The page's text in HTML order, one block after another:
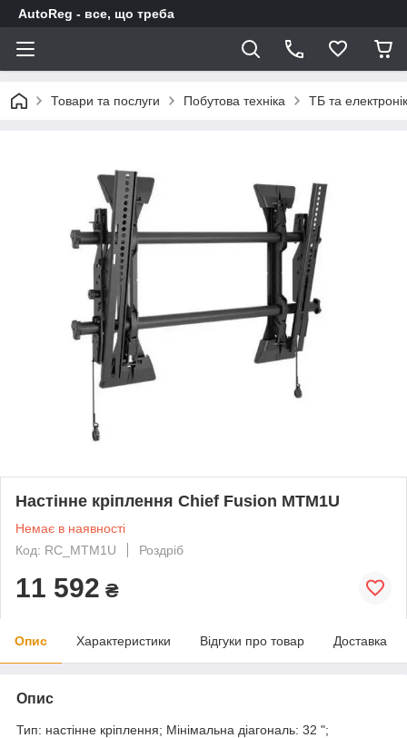
AutoReg - все, що треба
Товари та послуги Побутова техніка ТБ та
Настінне кріплення Chief Fusion MTM1U
Немає в наявності
Код: RC_MTM1U
Роздріб
11 592 ₴
Опис Характеристики Відгуки про товар Доставка
Опис
Тип: настінне кріплення; Мінімальна діагональ: 32 ";